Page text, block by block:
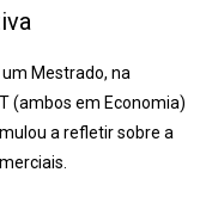
Mestrado, na
(ambos em Economia)
a refletir sobre a